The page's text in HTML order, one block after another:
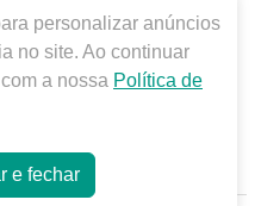
e Segurança - Fotos
e condições da loja
Em caso de
o valor válido é o do
por atacado por
personalizar anúncios
no site. Ao continuar
a nossa Política de
e fechar